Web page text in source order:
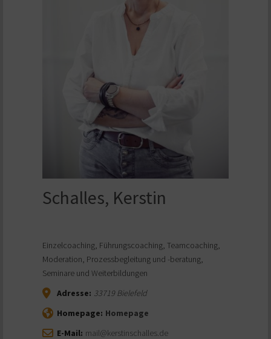
Schalles, Kerstin
Einzelcoaching, Führungscoaching, Teamcoaching,
Moderation, Prozessbegleitung und -beratung,
Seminare und Weiterbildungen
Adresse: 33719Bielefeld
Homepage: Homepage
E-Mail: mail@kerstinschalles.de